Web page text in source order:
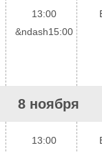
13:00
&ndash15:00
8 ноября
13:00